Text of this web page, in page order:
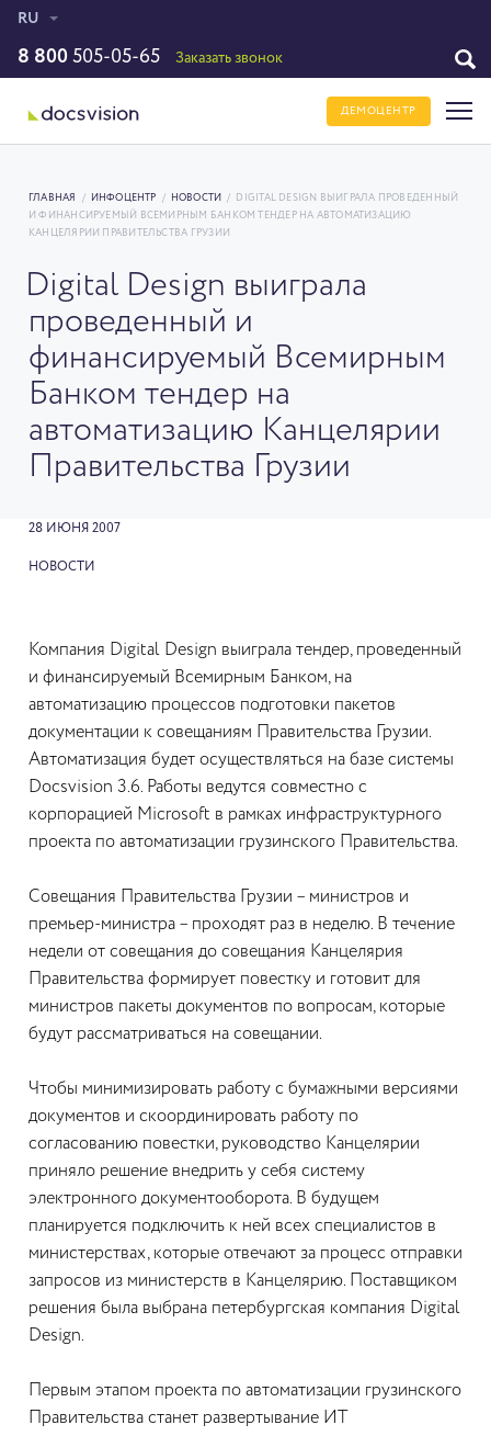
RU
8 800 505-05-65 Заказать звонок
ДЕМОЦЕНТР
ГЛАВНАЯ / ИНФОЦЕНТР / НОВОСТИ /
DIGITAL DESIGN ВЫИГРАЛА ПРОВЕДЕННЫЙ
И ФИНАНСИРУЕМЫЙ ВСЕМИРНЫМ БАНКОМ ТЕНДЕР НА АВТОМАТИЗАЦИЮ
КАНЦЕЛЯРИИ ПРАВИТЕЛЬСТВА ГРУЗИИ
Digital Design выиграла
проведенный и
финансируемый Всемирным
Банком тендер на
автоматизацию Канцелярии
Правительства Грузии
28 ИЮНЯ 2007
НОВОСТИ
Компания Digital Design выиграла тендер, проведенный
и финансируемый Всемирным Банком, на
автоматизацию процессов подготовки пакетов
документации к совещаниям Правительства Грузии.
Автоматизация будет осуществляться на базе системы
Docsvision 3.6. Работы ведутся совместно с
корпорацией Microsoft в рамках инфраструктурного
проекта по автоматизации грузинского Правительства.
Совещания Правительства Грузии – министров и
премьер-министра – проходят раз в неделю. В течение
недели от совещания до совещания Канцелярия
Правительства формирует повестку и готовит для
министров пакеты документов по вопросам, которые
будут рассматриваться на совещании.
Чтобы минимизировать работу с бумажными версиями
документов и скоординировать работу по
согласованию повестки, руководство Канцелярии
приняло решение внедрить у себя систему
электронного документооборота. В будущем
планируется подключить к ней всех специалистов в
министерствах, которые отвечают за процесс отправки
запросов из министерств в Канцелярию. Поставщиком
решения была выбрана петербургская компания Digital
Design.
Первым этапом проекта по автоматизации грузинского
Правительства станет развертывание ИТ